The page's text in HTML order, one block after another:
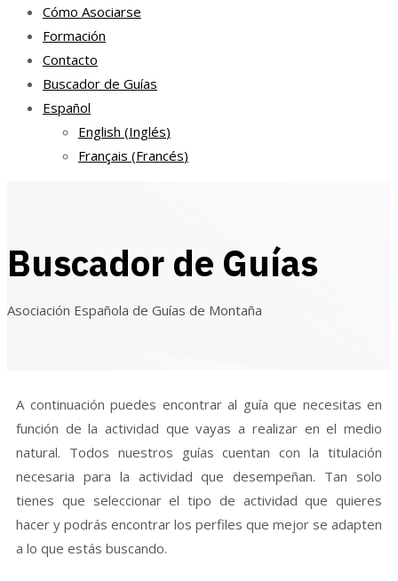
Cómo Asociarse
Formación
Contacto
Buscador de Guías
Español
English (Inglés)
Français (Francés)
Buscador de Guías
Asociación Española de Guías de Montaña
A continuación puedes encontrar al guía que necesitas en
función de la actividad que vayas a realizar en el medio
natural. Todos nuestros guías cuentan con la titulación
necesaria para la actividad que desempeñan. Tan solo
tienes que seleccionar el tipo de actividad que quieres
hacer y podrás encontrar los perfiles que mejor se adapten
a lo que estás buscando.